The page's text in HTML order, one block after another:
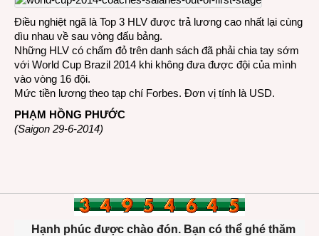
mặt
World
Điều nghiệt ngã là Top 3 HLV được trả lương cao nhất lại cùng
dìu nhau về sau vòng đấu bảng.
Những HLV có chấm đỏ trên danh sách đã phải chia tay sớm
với World Cup Brazil 2014 khi không đưa được đội của mình
vào vòng 16 đội.
Mức tiền lương theo tạp chí Forbes. Đơn vị tính là USD.
PHẠM HỒNG PHƯỚC
(Saigon 29-6-2014)
Hạnh phúc được chào đón. Bạn có thể ghé thăm